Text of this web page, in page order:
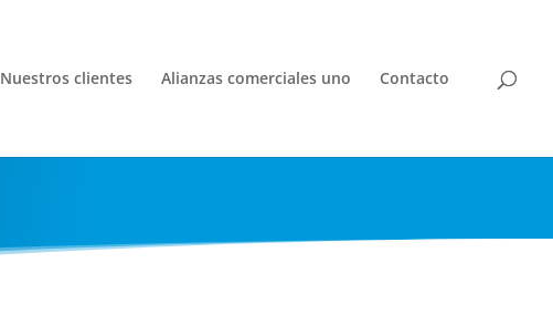
Nuestros clientes Alianzas comerciales uno Contacto